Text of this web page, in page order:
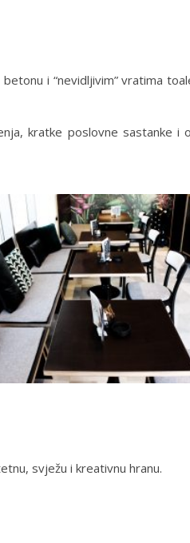
i “nevidljivim” vratima
kratke poslovne sastanke i
svježu i kreativnu hranu.